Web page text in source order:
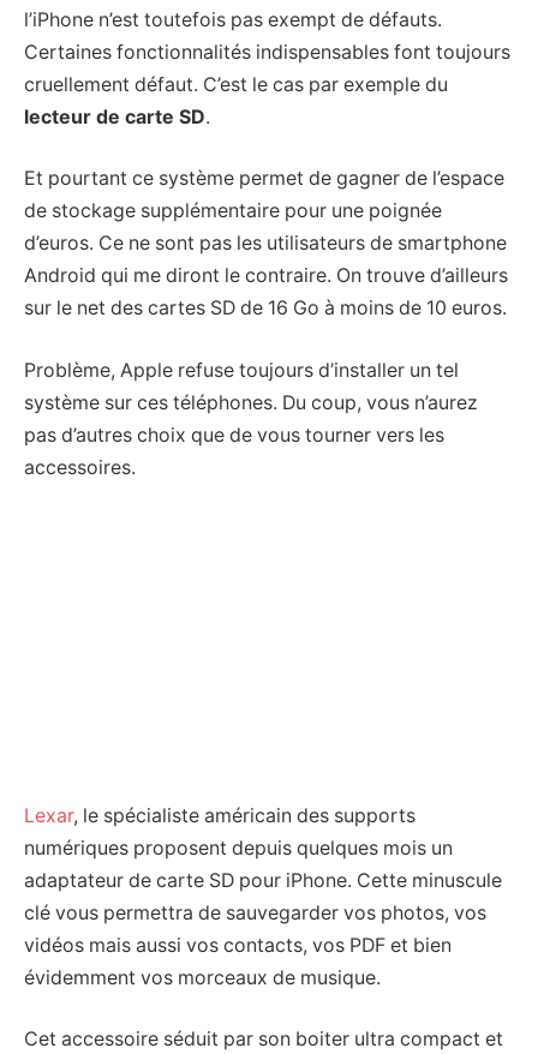
l’iPhone n’est toutefois pas exempt de défauts.
Certaines fonctionnalités indispensables font toujours
cruellement défaut. C’est le cas par exemple du
lecteur de carte SD.
Et pourtant ce système permet de gagner de l’espace
de stockage supplémentaire pour une poignée
d’euros. Ce ne sont pas les utilisateurs de smartphone
Android qui me diront le contraire. On trouve d’ailleurs
sur le net des cartes SD de 16 Go à moins de 10 euros.
Problème, Apple refuse toujours d’installer un tel
système sur ces téléphones. Du coup, vous n’aurez
pas d’autres choix que de vous tourner vers les
accessoires.
Lexar, le spécialiste américain des supports
numériques proposent depuis quelques mois un
adaptateur de carte SD pour iPhone. Cette minuscule
clé vous permettra de sauvegarder vos photos, vos
vidéos mais aussi vos contacts, vos PDF et bien
évidemment vos morceaux de musique.
Cet accessoire séduit par son boiter ultra compact et